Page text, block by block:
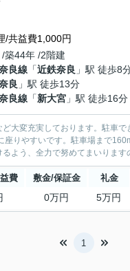
/共益費1,000円
築44年 /2階建
良線 「近鉄奈良 」駅 徒歩8
良 」駅 徒歩13分
良線 「新大宮 」駅 徒歩16分
大変充実しております。駐車
りやすいです。駐車場まで
よう、全力で努めてまいります
費 敷金/保証金 礼金
0万円 5万円
1